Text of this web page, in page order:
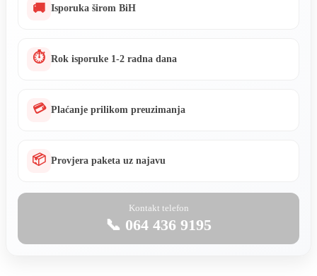
🚚 Isporuka širom BiH
⏱ Rok isporuke 1-2 radna dana
💳 Plaćanje prilikom preuzimanja
📦 Provjera paketa uz najavu
Kontakt telefon
📞 064 436 9195